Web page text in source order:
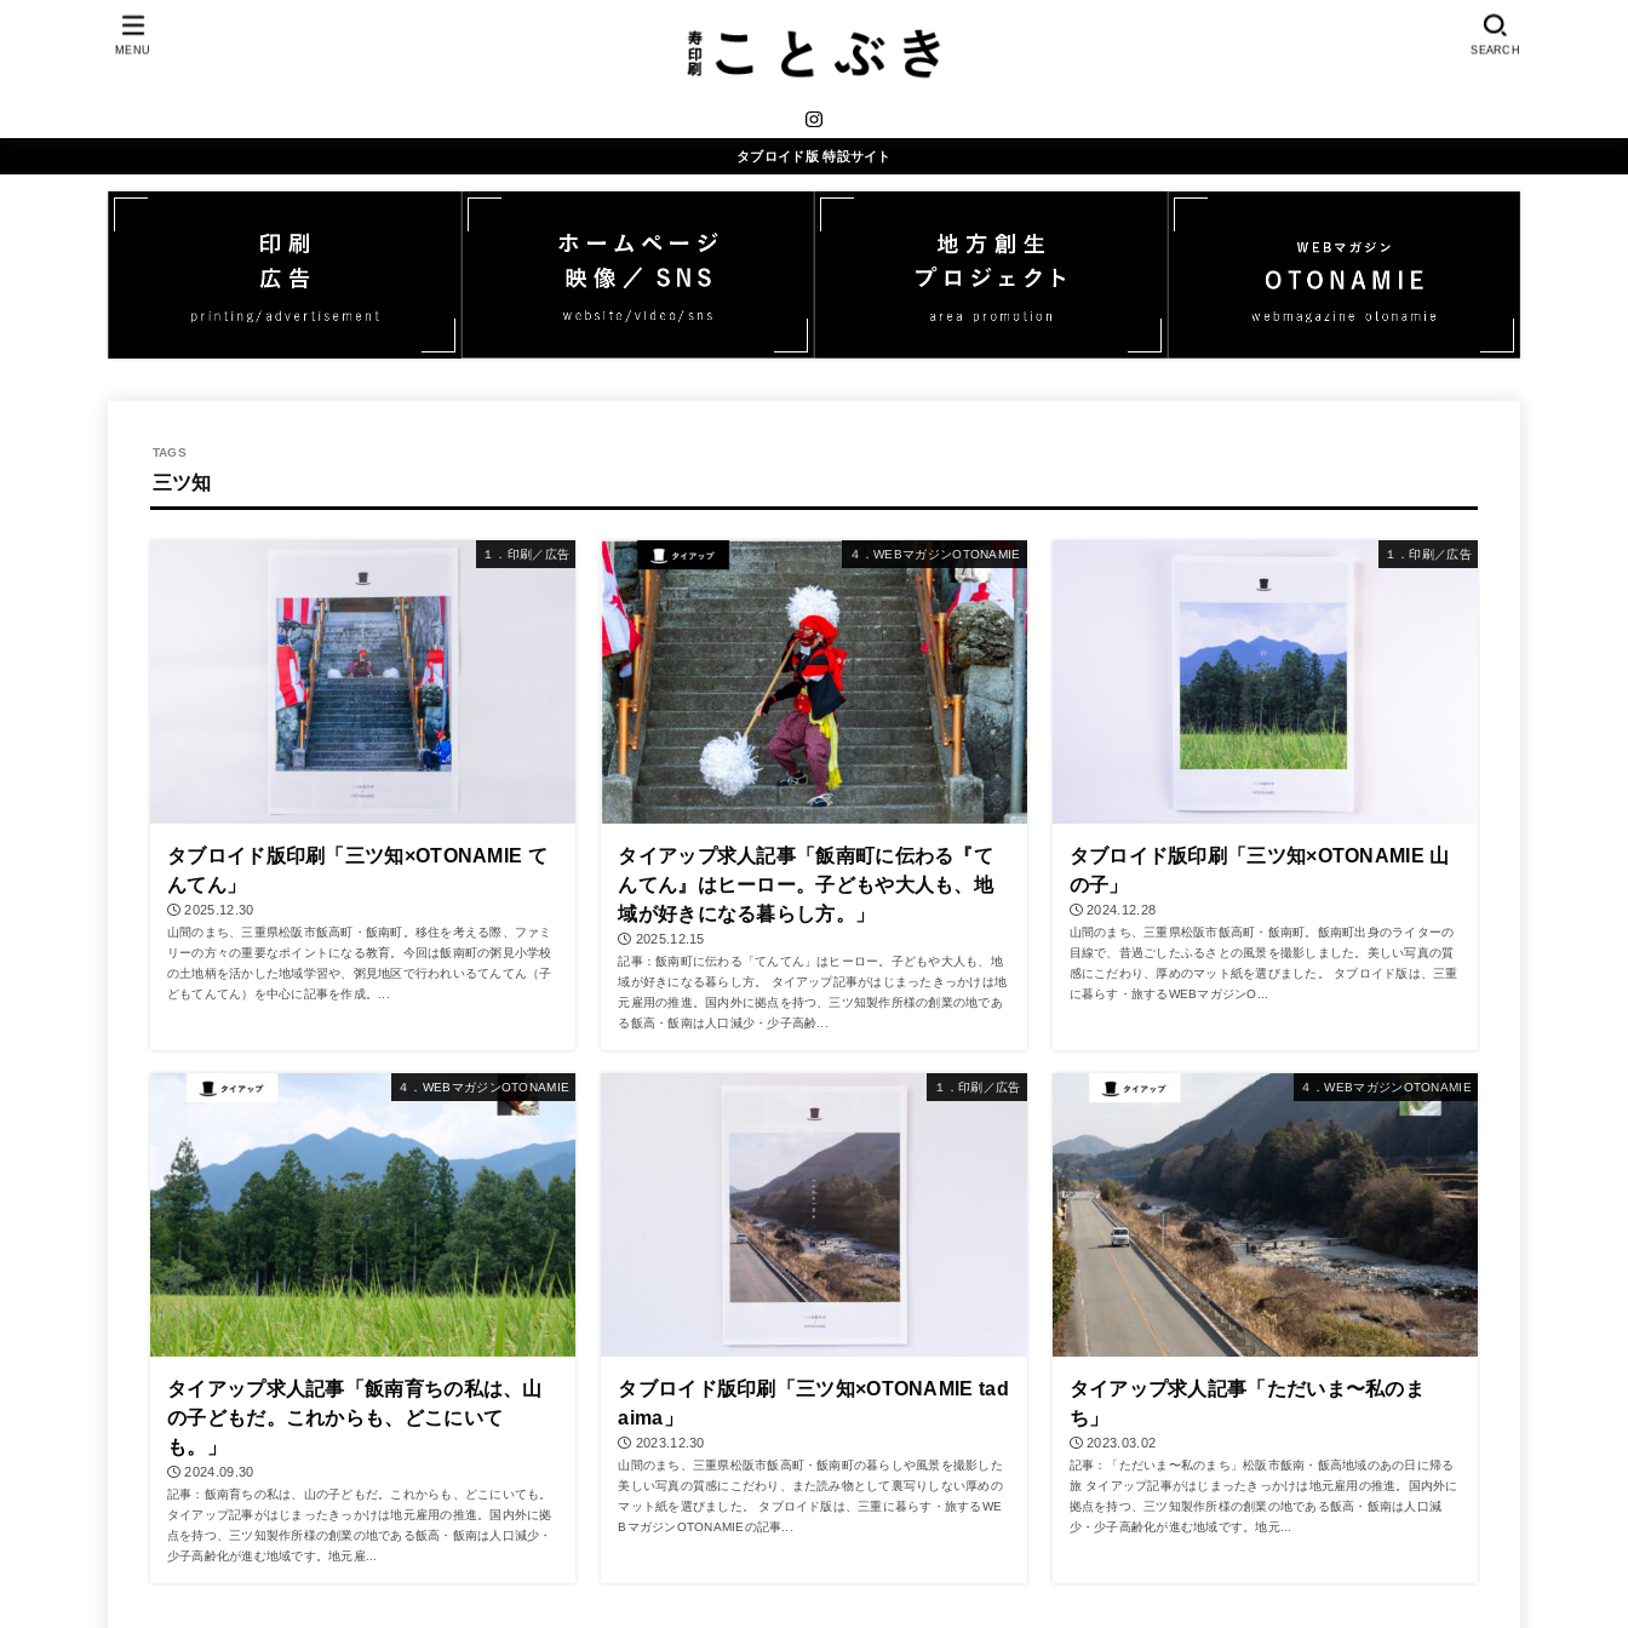
SEARCH
MENU
タブロイド版 特設サイト
三ツ知
１．印刷／広告
タブロイド版印刷「三ツ知×OTONAMIE て
んてん」
2025.12.30
山間のまち、三重県松阪市飯高町・飯南町。移住を考える際、ファミ
リーの方々の重要なポイントになる教育。今回は飯南町の粥見小学校
の土地柄を活かした地域学習や、粥見地区で行われいるてんてん（子
どもてんてん）を中心に記事を作成。...
４．WEBマガジンOTONAMIE
タイアップ求人記事「飯南町に伝わる『て
んてん』はヒーロー。子どもや大人も、地
域が好きになる暮らし方。」
2025.12.15
記事：飯南町に伝わる「てんてん」はヒーロー。子どもや大人も、地
域が好きになる暮らし方。 タイアップ記事がはじまったきっかけは地
元雇用の推進。国内外に拠点を持つ、三ツ知製作所様の創業の地であ
る飯高・飯南は人口減少・少子高齢...
１．印刷／広告
タブロイド版印刷「三ツ知×OTONAMIE 山
の子」
2024.12.28
山間のまち、三重県松阪市飯高町・飯南町。飯南町出身のライターの
目線で、昔過ごしたふるさとの風景を撮影しました。美しい写真の質
感にこだわり、厚めのマット紙を選びました。 タブロイド版は、三重
に暮らす・旅するWEBマガジンO...
４．WEBマガジンOTONAMIE
タイアップ求人記事「飯南育ちの私は、山
の子どもだ。これからも、どこにいて
も。」
2024.09.30
記事：飯南育ちの私は、山の子どもだ。これからも、どこにいても。
タイアップ記事がはじまったきっかけは地元雇用の推進。国内外に拠
点を持つ、三ツ知製作所様の創業の地である飯高・飯南は人口減少・
少子高齢化が進む地域です。地元雇...
１．印刷／広告
タブロイド版印刷「三ツ知×OTONAMIE tad
aima」
2023.12.30
山間のまち、三重県松阪市飯高町・飯南町の暮らしや風景を撮影した
美しい写真の質感にこだわり、また読み物として裏写りしない厚めの
マット紙を選びました。 タブロイド版は、三重に暮らす・旅するWE
BマガジンOTONAMIEの記事...
４．WEBマガジンOTONAMIE
タイアップ求人記事「ただいま〜私のま
ち」
2023.03.02
記事：「ただいま〜私のまち」松阪市飯南・飯高地域のあの日に帰る
旅 タイアップ記事がはじまったきっかけは地元雇用の推進。国内外に
拠点を持つ、三ツ知製作所様の創業の地である飯高・飯南は人口減
少・少子高齢化が進む地域です。地元...